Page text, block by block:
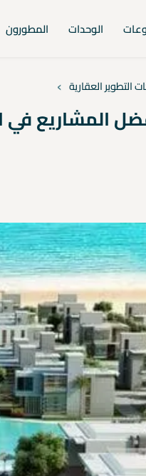
الوحدات المطورون
التطوير العقارية ›
المشاريع في